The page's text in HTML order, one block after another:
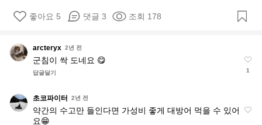
좋아요 5 댓글 3 조회 178
a
r
r
y
arcteryx 2년 전
군침이 싹 도네요 😋
답글달기 1
초
코
초코파이터 2년 전
약간의 수고만 들인다면 가성비 좋게 대방어 먹을 수 있어
요😁